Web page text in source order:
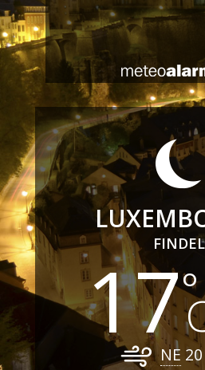
FINDEL
17
NE 20